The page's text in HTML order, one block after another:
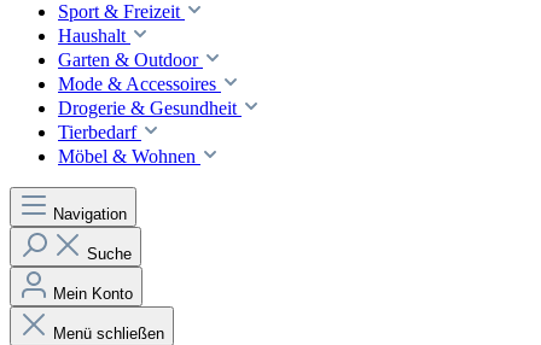
Sport & Freizeit
Haushalt
Garten & Outdoor
Mode & Accessoires
Drogerie & Gesundheit
Tierbedarf
Möbel & Wohnen
Navigation
Suche
Mein Konto
Menü schließen